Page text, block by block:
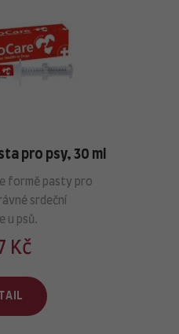
pro psy, 30 ml
formě pasty pro
srdeční
u psů.
Kč